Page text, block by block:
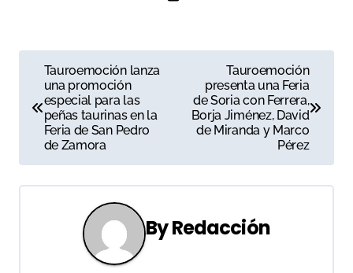
a
e
g
Tauroemoción lanza
una promoción
especial para las
peñas taurinas en la
Feria de San Pedro
de Zamora
Tauroemoción
presenta una Feria
de Soria con Ferrera,
Borja Jiménez, David
de Miranda y Marco
Pérez
ByRedacción